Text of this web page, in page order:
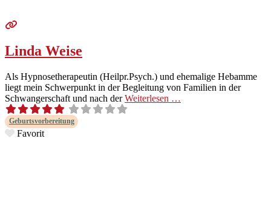
Linda Weise
Als Hyp­nosether­a­peutin (Heilpr.Psych.) und ehe­ma­lige Hebamme
liegt mein Schw­er­punkt in der Begleitung von Fam­i­lien in der
Schwanger­schaft und nach derWeit­er­lesen …
Geburtsvor­bere­itung
Favorit